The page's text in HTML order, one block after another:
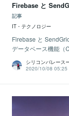
Firebase と
記事
IT・テクノロジー
Firebase と
データベース機能（
シリコンバレース
2020/10/08 05:25